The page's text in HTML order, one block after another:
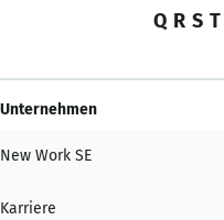
Q R S T
Unternehmen
New Work SE
Karriere